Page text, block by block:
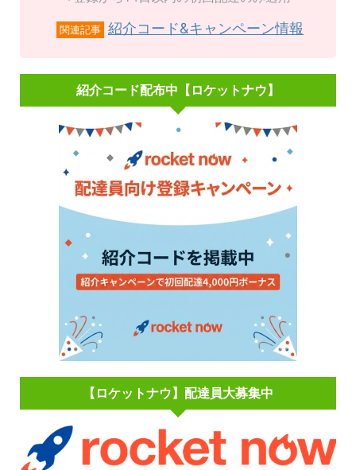
関連記事 紹介コード&キャンペーン情報
紹介コード配布中【ロケットナウ】
【ロケットナウ】配達員大募集中